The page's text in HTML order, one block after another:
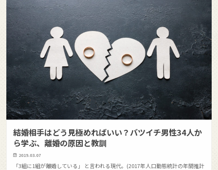
結婚相手はどう見極めればいい？バツイチ男性34人か
ら学ぶ、離婚の原因と教訓
2019.03.07
「3組に1組が離婚している」 と言われる現代。(2017年人口動態統計の年間推計